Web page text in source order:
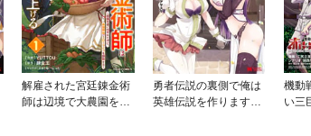
解雇された宮廷錬金術
師は辺境で大農園を作
勇者伝説の裏側で俺は
英雄伝説を作ります
機動
い三